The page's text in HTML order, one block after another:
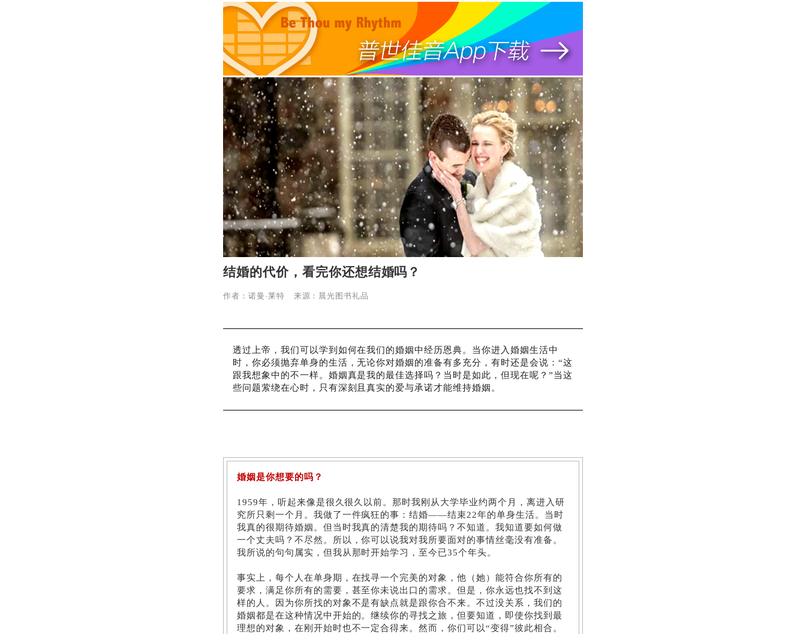
结婚的代价，看完你还想结婚吗？
作者：诺曼·莱特 来源：晨光图书礼品
透过上帝，我们可以学到如何在我们的婚姻中经历恩典。当你进入婚姻生活中
时，你必须抛弃单身的生活，无论你对婚姻的准备有多充分，有时还是会说：“这
跟我想象中的不一样。婚姻真是我的最佳选择吗？当时是如此，但现在呢？”当这
些问题萦绕在心时，只有深刻且真实的爱与承诺才能维持婚姻。
婚姻是你想要的吗？
1959年，听起来像是很久很久以前。那时我刚从大学毕业约两个月，离进入研
究所只剩一个月。我做了一件疯狂的事：结婚——结束22年的单身生活。当时
我真的很期待婚姻。但当时我真的清楚我的期待吗？不知道。我知道要如何做
一个丈夫吗？不尽然。所以，你可以说我对我所要面对的事情丝毫没有准备。
我所说的句句属实，但我从那时开始学习，至今已35个年头。
事实上，每个人在单身期，在找寻一个完美的对象，他（她）能符合你所有的
要求，满足你所有的需要，甚至你未说出口的需求。但是，你永远也找不到这
样的人。因为你所找的对象不是有缺点就是跟你合不来。不过没关系，我们的
婚姻都是在这种情况中开始的。继续你的寻找之旅，但要知道，即使你找到最
理想的对象，在刚开始时也不一定合得来。然而，你们可以“变得”彼此相合。